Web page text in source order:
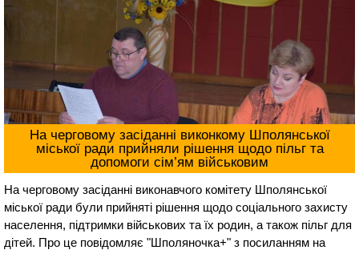
На черговому засіданні виконкому Шполянської
міської ради прийняли рішення щодо пільг та
допомоги сім’ям військовим
На черговому засіданні виконавчого комітету Шполянської
міської ради були прийняті рішення щодо соціального захисту
населення, підтримки військових та їх родин, а також пільг для
дітей. Про це повідомляє "Шполяночка+" з посиланням на